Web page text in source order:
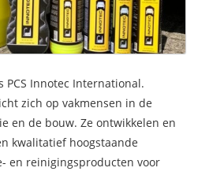
PCS Innotec International.
zich op vakmensen in de
en de bouw. Ze ontwikkelen en
kwalitatief hoogstaande
en reinigingsproducten voor